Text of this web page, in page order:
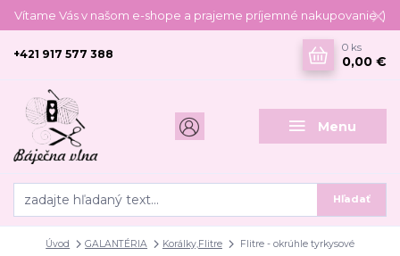
Vítame Vás v našom e-shope a prajeme príjemné nakupovanie :)
Menu
Hľadať
+421 917 577 388
0 ks
0,00 €
Úvod GALANTÉRIA Korálky,Flitre Flitre - okrúhle tyrkysové